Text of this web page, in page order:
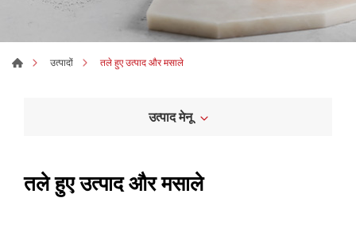
उत्पादों तले हुए उत्पाद और मसाले
उत्पाद मेनू
तले हुए उत्पाद और मसाले